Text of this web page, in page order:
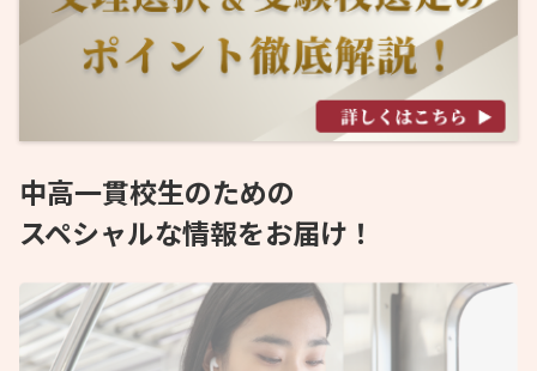
中高一貫校生のための
スペシャルな情報をお届け！